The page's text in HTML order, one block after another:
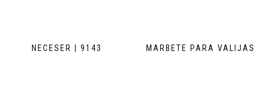
NECESER | 9143 MARBETE PARA VALIJAS